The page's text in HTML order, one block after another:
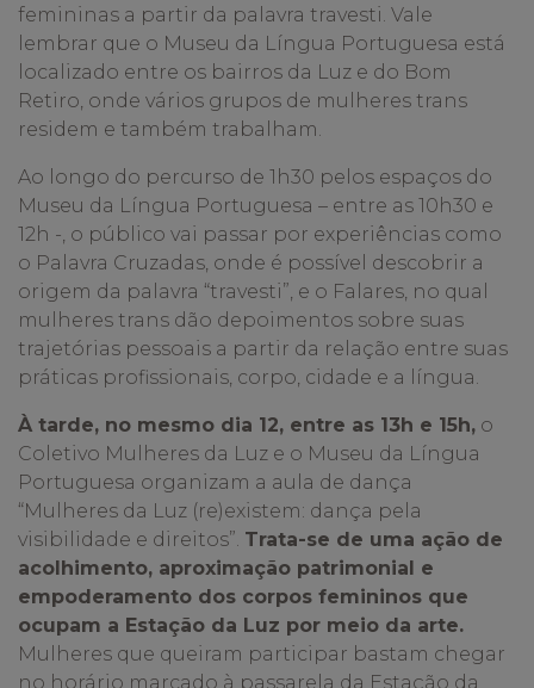
femininas a partir da palavra travesti. Vale
lembrar que o Museu da Língua Portuguesa está
localizado entre os bairros da Luz e do Bom
Retiro, onde vários grupos de mulheres trans
residem e também trabalham.
Ao longo do percurso de 1h30 pelos espaços do
Museu da Língua Portuguesa – entre as 10h30 e
12h -, o público vai passar por experiências como
o Palavra Cruzadas, onde é possível descobrir a
origem da palavra “travesti”, e o Falares, no qual
mulheres trans dão depoimentos sobre suas
trajetórias pessoais a partir da relação entre suas
práticas profissionais, corpo, cidade e a língua.
À tarde, no mesmo dia 12, entre as 13h e 15h, o
Coletivo Mulheres da Luz e o Museu da Língua
Portuguesa organizam a aula de dança
“Mulheres da Luz (re)existem: dança pela
visibilidade e direitos”. Trata-se de uma ação de
acolhimento, aproximação patrimonial e
empoderamento dos corpos femininos que
ocupam a Estação da Luz por meio da arte.
Mulheres que queiram participar bastam chegar
no horário marcado à passarela da Estação da